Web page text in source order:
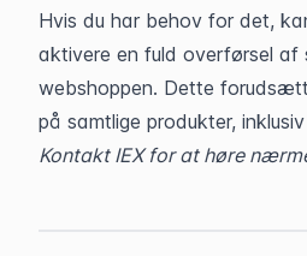
Hvis du har behov for det,
aktivere en fuld overførsel af
webshoppen. Dette
Kontakt IEX for at høre